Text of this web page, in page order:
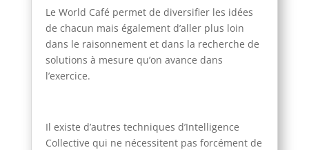
Le World Café permet de diversifier les idées
de chacun mais également d’aller plus loin
dans le raisonnement et dans la recherche de
solutions à mesure qu’on avance dans
l’exercice.
Il existe d’autres techniques d’Intelligence
Collective qui ne nécessitent pas forcément de